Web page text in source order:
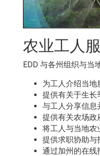
农业工人
EDD 与各州组织与当
为工人介绍当地
提供有关于生长
与工人分享信息
提供有关农场政
将工人与当地农
提供求职协助与
通过加州的在线